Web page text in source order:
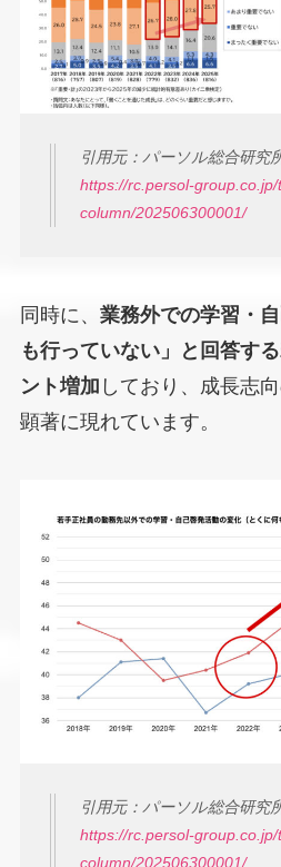
引用元：パーソル総合研究
https://rc.persol-
column/202506300001/
同時に、 業務外での学習・
も行っていない」と回答す
ント増加 しており、成長志
顕著に現れています。
引用元：パーソル総合研究
https://rc.persol-
column/202506300001/